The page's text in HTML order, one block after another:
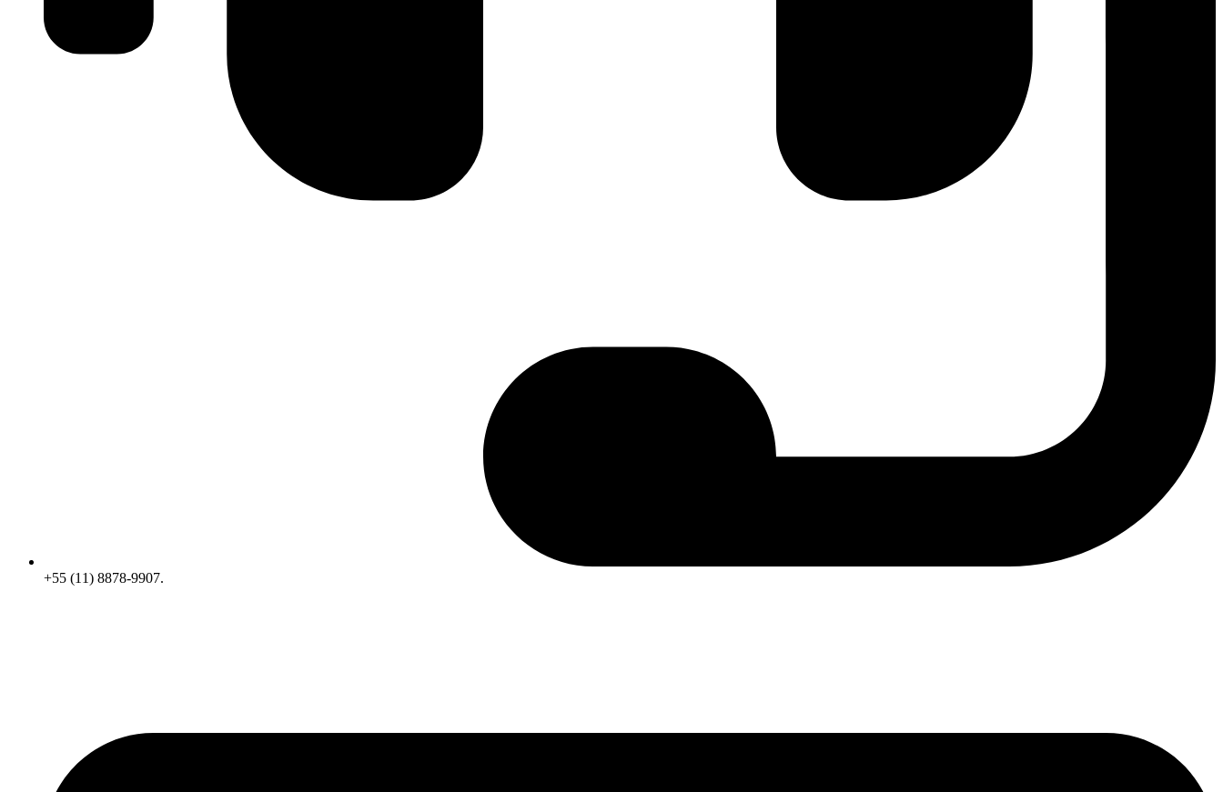
+55 (11) 8878-9907.